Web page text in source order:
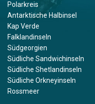
Polarkreis
Antarktische Halbinsel
Kap Verde
Falklandinseln
Südgeorgien
Südliche Sandwichinseln
Südliche Shetlandinseln
Südliche Orkneyinseln
Rossmeer